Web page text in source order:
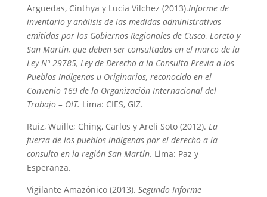
Arguedas, Cinthya y Lucía Vilchez (2013).Informe de
inventario y análisis de las medidas administrativas
emitidas por los Gobiernos Regionales de Cusco, Loreto y
San Martín, que deben ser consultadas en el marco de la
Ley Nº 29785, Ley de Derecho a la Consulta Previa a los
Pueblos Indígenas u Originarios, reconocido en el
Convenio 169 de la Organización Internacional del
Trabajo – OIT. Lima: CIES, GIZ.
Ruiz, Wuille; Ching, Carlos y Areli Soto (2012). La
fuerza de los pueblos indígenas por el derecho a la
consulta en la región San Martín. Lima: Paz y
Esperanza.
Vigilante Amazónico (2013). Segundo Informe